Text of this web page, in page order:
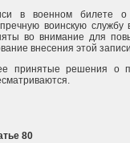
в военном билете о
воинскую
во внимание для
внесения этой записи.
принятые решения о
80